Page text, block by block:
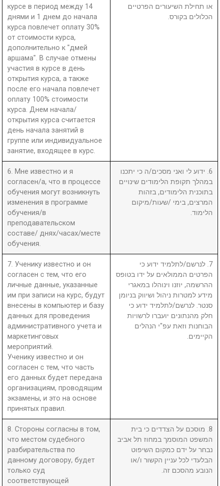
курсе в период между 14
днями и 1 днем до начала
курса повлечет оплату 30%
от стоимости курса,
дополнительно к "дмей
аршама". В случае отмены
участия в курсе в день
открытия курса, а также
после его начала повлечет
оплату 100% стоимости
курса. Днем начала/
открытия курса считается
день начала занятий в
группе или индивидуальное
занятие, входящее в курс.
או תחילת השיעורים הפרטיים
הכלולים בקורס.
6. Мне известно и я
согласен/а, что в процессе
обучения могут возникнуть
изменения в программе
обучения/в
преподавательском
составе/ днях/часах/месте
обучения.
6. ידוע לי ואני מסכים/ה כי יתכנו
במהלך תקופת הלימודים שינויים
בתוכנית הלימודים, בזהות
המרצים, בימי /שעות/מיקום
הלימוד.
7. Ученику известно и он
согласен с тем, что его
личные данные, указанные
им при записи на курс, будут
внесены в компьютер и базу
данных для проведения
административного учета и
маркетинговых
мероприятий.
Ученику известно и он
согласен с тем, что часть
его данных будет передана
организациям, проводящим
экзамены, и это на основе
принятых правил.
7. לנרשם/לתלמיד ידוע כי
הפרטים הממולאים על ידו בטופס
ההרשמה, יוזנו וינוהלו במאגרי
מידע למטרות ניהול ושיווק בניומן
סנטר. לנרשם/לתלמיד ידוע כי
חלק מהנתונים יועברו לרשויות
הבוחנות וזאת עפ"י הנהלים
הקיימים.
8. Стороны согласны в том,
что местом судебного
разбирательства по
данному договору, будет
только суд
соответствующей
8. מוסכם על הצדדים כי בית
המשפט המוסמך במחוז תל אביב
נבחר על ידם כמקום השיפוט
הבלעדי לכל עניין הקשור ו/או
הנובע מהסכם זה.